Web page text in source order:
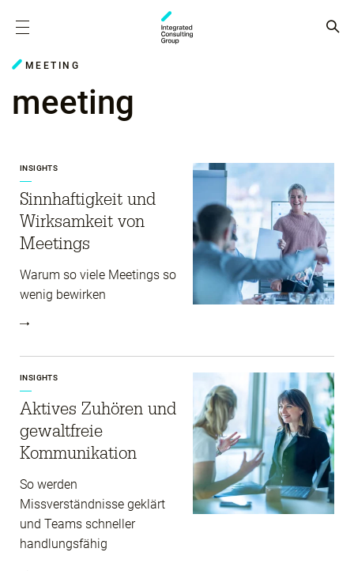
MEETING
meeting
INSIGHTS
Sinnhaftigkeit und
Wirksamkeit von
Meetings
Warum so viele Meetings so
wenig bewirken
INSIGHTS
Aktives Zuhören und
gewaltfreie
Kommunikation
So werden
Missverständnisse geklärt
und Teams schneller
handlungsfähig